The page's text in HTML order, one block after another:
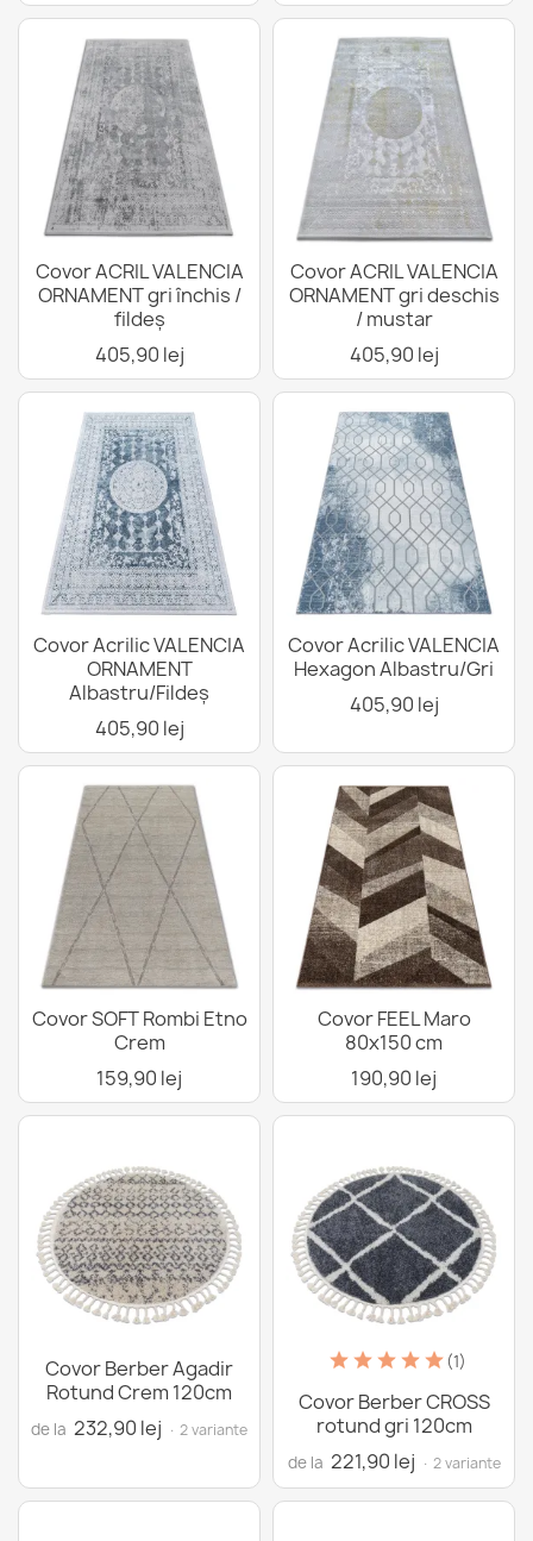
Covor ACRIL VALENCIA
ORNAMENT gri închis /
fildeș
405,90 lej
Covor ACRIL VALENCIA
ORNAMENT gri deschis
/ mustar
405,90 lej
Covor Acrilic VALENCIA
ORNAMENT
Albastru/Fildeș
405,90 lej
Covor Acrilic VALENCIA
Hexagon Albastru/Gri
405,90 lej
Covor SOFT Rombi Etno
Crem
159,90 lej
Covor FEEL Maro
80x150 cm
190,90 lej
Covor Berber Agadir
Rotund Crem 120cm
de la 232,90 lej · 2 variante
(1)
Covor Berber CROSS
rotund gri 120cm
de la 221,90 lej · 2 variante